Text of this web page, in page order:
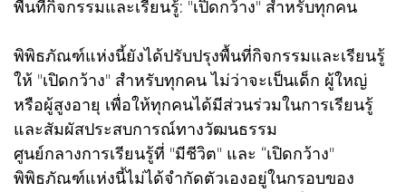
พื้นที่กิจกรรมและเรียนรู้: "เปิดกว้าง" สำหรับทุกคน
พิพิธภัณฑ์แห่งนี้ยังได้ปรับปรุงพื้นที่กิจกรรมและเรียนรู้
ให้ "เปิดกว้าง" สำหรับทุกคน ไม่ว่าจะเป็นเด็ก ผู้ใหญ่
หรือผู้สูงอายุ เพื่อให้ทุกคนได้มีส่วนร่วมในการเรียนรู้
และสัมผัสประสบการณ์ทางวัฒนธรรม
ศูนย์กลางการเรียนรู้ที่ "มีชีวิต" และ “เปิดกว้าง"
พิพิธภัณฑ์แห่งนี้ไม่ได้จำกัดตัวเองอยู่ในกรอบของ